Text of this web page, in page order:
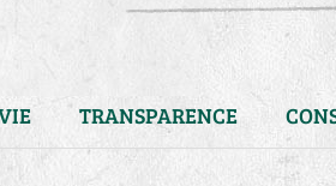
TRANSPARENCE